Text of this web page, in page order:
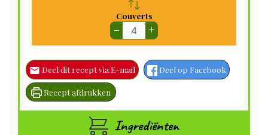
Couverts
– +
Deel dit recept via E-mail Deel op Facebook
Recept afdrukken
Ingrediënten